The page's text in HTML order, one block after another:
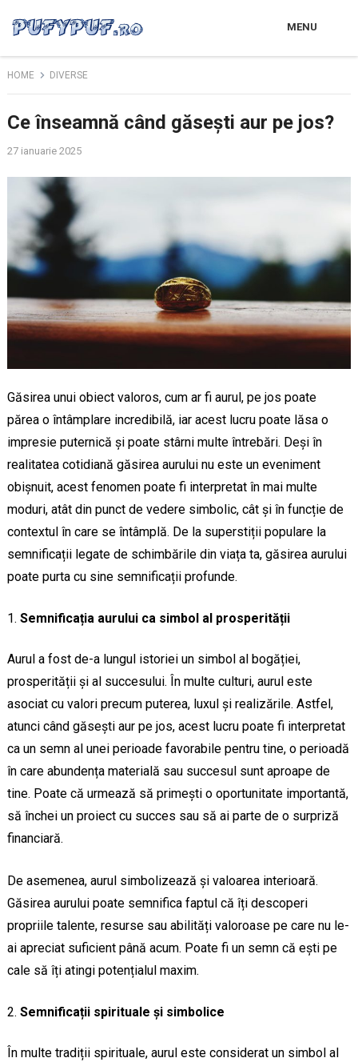
MENU
HOME DIVERSE
Ce înseamnă când găsești aur pe jos?
27 ianuarie 2025
Găsirea unui obiect valoros, cum ar fi aurul, pe jos poate
părea o întâmplare incredibilă, iar acest lucru poate lăsa o
impresie puternică și poate stârni multe întrebări. Deși în
realitatea cotidiană găsirea aurului nu este un eveniment
obișnuit, acest fenomen poate fi interpretat în mai multe
moduri, atât din punct de vedere simbolic, cât și în funcție de
contextul în care se întâmplă. De la superstiții populare la
semnificații legate de schimbările din viața ta, găsirea aurului
poate purta cu sine semnificații profunde.
Semnificația aurului ca simbol al prosperității
Aurul a fost de-a lungul istoriei un simbol al bogăției,
prosperității și al succesului. În multe culturi, aurul este
asociat cu valori precum puterea, luxul și realizările. Astfel,
atunci când găsești aur pe jos, acest lucru poate fi interpretat
ca un semn al unei perioade favorabile pentru tine, o perioadă
în care abundența materială sau succesul sunt aproape de
tine. Poate că urmează să primești o oportunitate importantă,
să închei un proiect cu succes sau să ai parte de o surpriză
financiară.
De asemenea, aurul simbolizează și valoarea interioară.
Găsirea aurului poate semnifica faptul că îți descoperi
propriile talente, resurse sau abilități valoroase pe care nu le-
ai apreciat suficient până acum. Poate fi un semn că ești pe
cale să îți atingi potențialul maxim.
Semnificații spirituale și simbolice
În multe tradiții spirituale, aurul este considerat un simbol al